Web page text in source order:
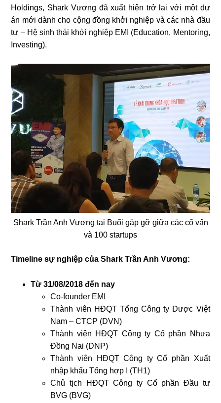
Holdings, Shark Vương đã xuất hiện trở lại với một dự
án mới dành cho cộng đồng khởi nghiệp và các nhà đầu
tư – Hệ sinh thái khởi nghiệp EMI (Education, Mentoring,
Investing).
Shark Trần Anh Vương tại Buổi gặp gỡ giữa các cố vấn
và 100 startups
Timeline sự nghiệp của Shark Trần Anh Vương:
Từ 31/08/2018 đến nay
Co-founder EMI
Thành viên HĐQT Tổng Công ty Dược Việt
Nam – CTCP (DVN)
Thành viên HĐQT Công ty Cổ phần Nhựa
Đồng Nai (DNP)
Thành viên HĐQT Công ty Cổ phần Xuất
nhập khẩu Tổng hợp I (TH1)
Chủ tịch HĐQT Công ty Cổ phần Đầu tư
BVG (BVG)